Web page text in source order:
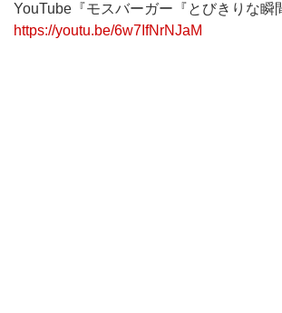
YouTube『モスバーガー『とびきりな瞬
https://youtu.be/6w7IfNrNJaM